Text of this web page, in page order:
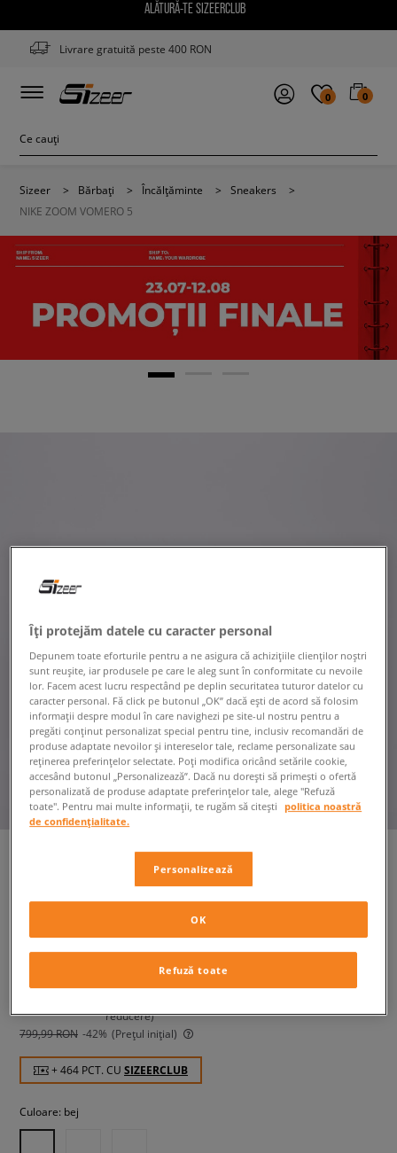
ALĂTURĂ-TE SIZEERCLUB
Livrare gratuită peste 400 RON
0 0
Sizeer > Bărbați > Încălțăminte > Sneakers
>
NIKE ZOOM VOMERO 5
NIKE ZOOM VOMERO 5
reducere)
799,99 RON -42% (Prețul inițial)
+ 464 PCT. CU SIZEERCLUB
Culoare: bej
Îți protejăm datele cu caracter personal
Depunem toate eforturile pentru a ne asigura că achizițiile clienților noștri
sunt reușite, iar produsele pe care le aleg sunt în conformitate cu nevoile
lor. Facem acest lucru respectând pe deplin securitatea tuturor datelor cu
caracter personal. Fă click pe butonul „OK” dacă ești de acord să folosim
informații despre modul în care navighezi pe site-ul nostru pentru a
pregăti conținut personalizat special pentru tine, inclusiv recomandări de
produse adaptate nevoilor și intereselor tale, reclame personalizate sau
reținerea preferințelor selectate. Poți modifica oricând setările cookie,
accesând butonul „Personalizează”. Dacă nu dorești să primești o ofertă
personalizată de produse adaptate preferințelor tale, alege "Refuză
toate". Pentru mai multe informații, te rugăm să citești
politica noastră
de confidențialitate.
Personalizează
Refuză toate
OK